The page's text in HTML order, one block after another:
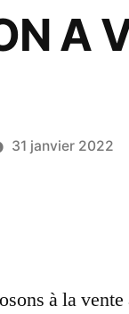
A
31 janvier 2022
à la